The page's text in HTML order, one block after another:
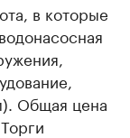
в которые
Общая цена